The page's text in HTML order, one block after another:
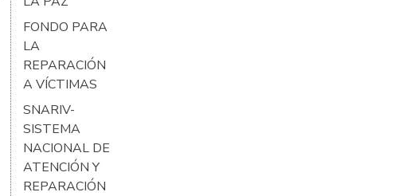
FONDO PARA
LA
REPARACIÓN
A VÍCTIMAS
SNARIV-
SISTEMA
NACIONAL DE
ATENCIÓN Y
REPARACIÓN